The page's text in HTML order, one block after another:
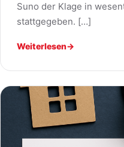
Suno der Klage in
stattgegeben. […]
Weiterlesen→